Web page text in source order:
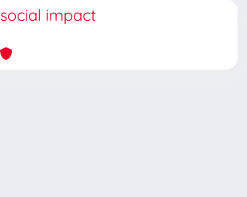
social impact